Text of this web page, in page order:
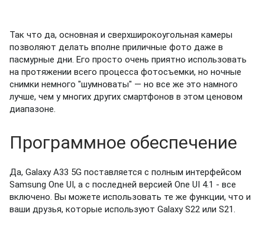
Так что да, основная и сверхширокоугольная камеры
позволяют делать вполне приличные фото даже в
пасмурные дни. Его просто очень приятно использовать
на протяжении всего процесса фотосъемки, но ночные
снимки немного "шумноваты" — но все же это намного
лучше, чем у многих других смартфонов в этом ценовом
диапазоне.
Программное обеспечение
Да, Galaxy A33 5G поставляется с полным интерфейсом
Samsung One UI, а с последней версией One UI 4.1 - все
включено. Вы можете использовать те же функции, что и
ваши друзья, которые используют Galaxy S22 или S21.